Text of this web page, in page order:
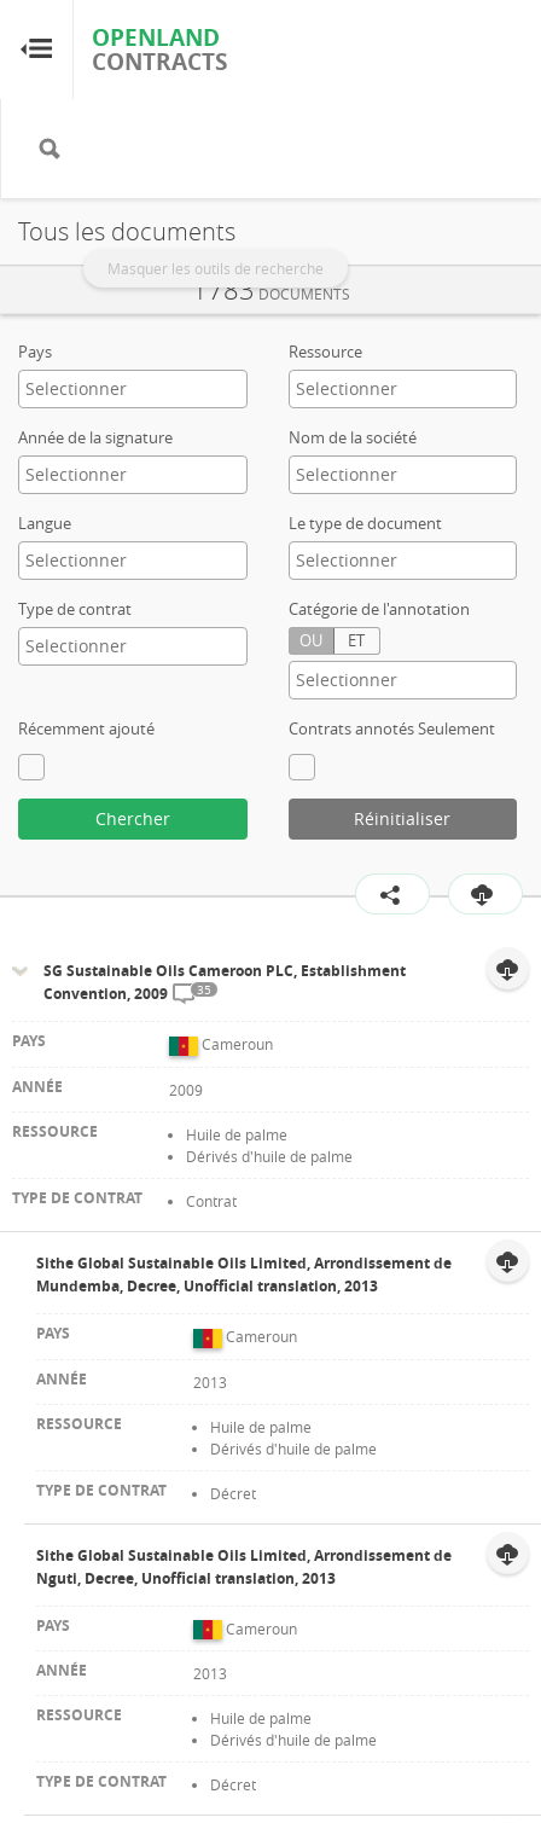
OPENLAND
CONTRACTS
Masquer les outils de recherche
OPENLAND
CONTRACTS
Accueil
Parcourir par pays
Parcourir par ressource
Utilisation de ce site
glossaire
FAQ
Tous les documents
Pays Ressource
Année de la signature Nom de la société
Langue Le type de document
Type de contrat
Catégorie de l'annotation
OU
ET
Récemment ajouté Contrats annotés Seulement
Chercher Réinitialiser
1783DOCUMENTS
SG Sustainable Oils Cameroon PLC, Establishment
Convention, 2009
35
Cameroun
2009
Huile de palme
Dérivés d'huile de palme
Contrat
Sithe Global Sustainable Oils Limited, Arrondissement de
Mundemba, Decree, Unofficial translation, 2013
Cameroun
2013
Huile de palme
Dérivés d'huile de palme
Décret
Sithe Global Sustainable Oils Limited, Arrondissement de
Nguti, Decree, Unofficial translation, 2013
Cameroun
2013
Huile de palme
Dérivés d'huile de palme
Décret